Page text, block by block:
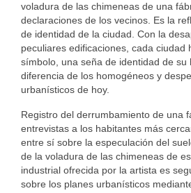
BUBBLE ART
FAX ART
NET ART
EXHIBITIONS
ABOUT ME
BIO
MEDIATECA
voladura de las chimeneas de una
declaraciones de los vecinos. Es la
de identidad de la ciudad. Con la
peculiares edificaciones, cada ciudad
símbolo, una seña de identidad de su
diferencia de los homogéneos y
urbanísticos de hoy.
Registro del derrumbamiento de una
entrevistas a los habitantes más
entre sí sobre la especulación del
de la voladura de las chimeneas de
industrial ofrecida por la artista es
sobre los planes urbanísticos